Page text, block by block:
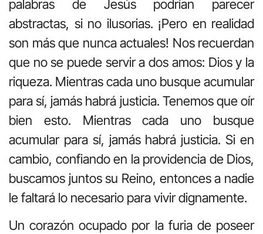
palabras de Jesús podrían parecer
abstractas, si no ilusorias. ¡Pero en realidad
son más que nunca actuales! Nos recuerdan
que no se puede servir a dos amos: Dios y la
riqueza. Mientras cada uno busque acumular
para sí, jamás habrá justicia. Tenemos que oír
bien esto. Mientras cada uno busque
acumular para sí, jamás habrá justicia. Si en
cambio, confiando en la providencia de Dios,
buscamos juntos su Reino, entonces a nadie
le faltará lo necesario para vivir dignamente.
Un corazón ocupado por la furia de poseer